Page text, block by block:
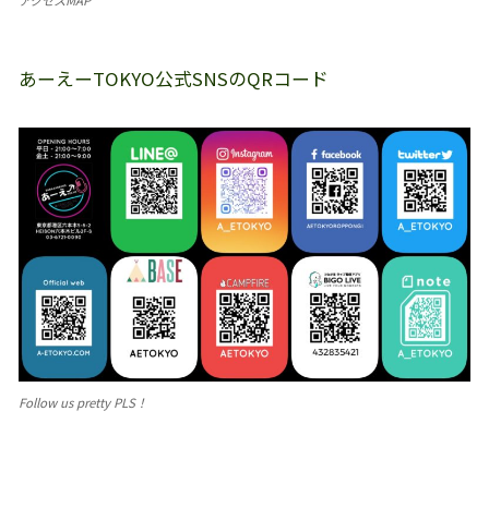
あーえーTOKYO公式SNSのQRコード
Follow us pretty PLS！